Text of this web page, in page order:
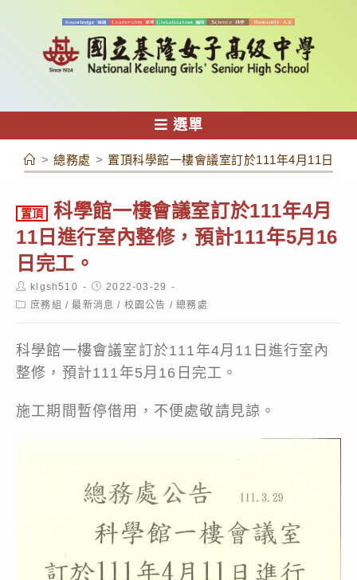
容
選單
> 總務處 > 置頂科學館一樓會議室訂於111年4月11日進
置頂
科學館一樓會議室訂於111年4月
11日進行室內整修，預計111年5月16
日完工。
Post
author:
klgsh510
Post
published:
2022-03-29
Post庶務組 / 最新消息 / 校園公告 / 總務處
科學館一樓會議室訂於111年4月11日進行室內
整修，預計111年5月16日完工。
施工期間暫停借用，不便處敬請見諒。